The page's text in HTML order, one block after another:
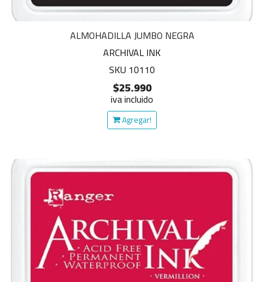
ALMOHADILLA JUMBO NEGRA
ARCHIVAL INK
SKU 10110
$25.990
iva incluido
Agregar!